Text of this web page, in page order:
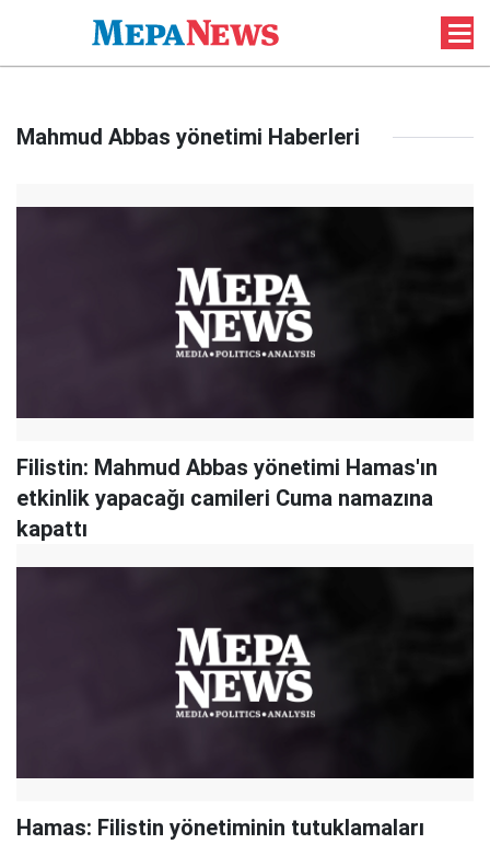
Mahmud Abbas yönetimi Haberleri
Filistin: Mahmud Abbas yönetimi Hamas'ın
etkinlik yapacağı camileri Cuma namazına
kapattı
Hamas: Filistin yönetiminin tutuklamaları